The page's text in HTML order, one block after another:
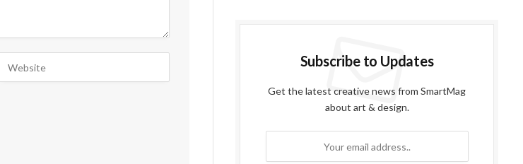
Subscribe to Updates
Get the latest creative news from SmartMag
about art & design.